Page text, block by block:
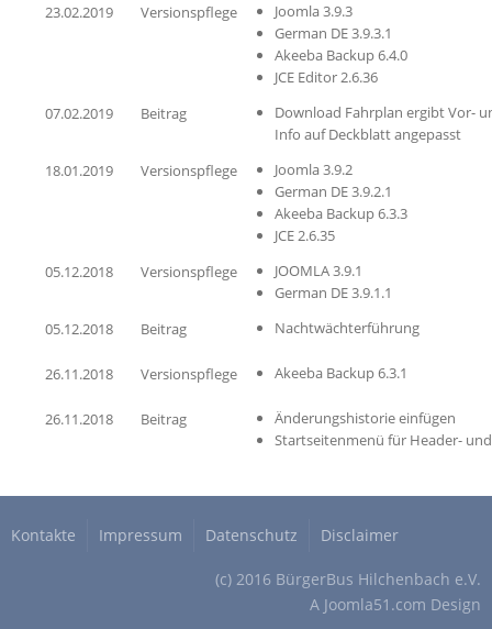
23.02.2019 Versionspflege
Joomla 3.9.3
German DE 3.9.3.1
Akeeba Backup 6.4.0
JCE Editor 2.6.36
07.02.2019
Beitrag
Download Fahrplan ergibt Vor-
Info auf Deckblatt angepasst
18.01.2019
Versionspflege
Joomla 3.9.2
German DE 3.9.2.1
Akeeba Backup 6.3.3
JCE 2.6.35
05.12.2018
Versionspflege
JOOMLA 3.9.1
German DE 3.9.1.1
05.12.2018
Beitrag Nachtwächterführung
26.11.2018 Versionspflege Akeeba Backup 6.3.1
26.11.2018 Beitrag
Änderungshistorie einfügen
Startseitenmenü für Header-
Kontakte Impressum Datenschutz Disclaimer
(c) 2016 BürgerBus Hilchenbach e.V.
A Joomla51.com Design